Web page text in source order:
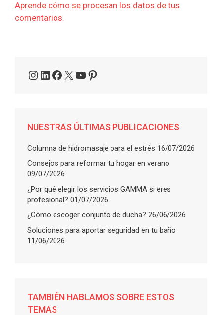
Aprende cómo se procesan los datos de tus
comentarios.
Instagram
LinkedIn
Facebook
X YouTube
Pinterest
NUESTRAS ÚLTIMAS PUBLICACIONES
Columna de hidromasaje para el estrés 16/07/2026
Consejos para reformar tu hogar en verano
09/07/2026
¿Por qué elegir los servicios GAMMA si eres
profesional? 01/07/2026
¿Cómo escoger conjunto de ducha? 26/06/2026
Soluciones para aportar seguridad en tu baño
11/06/2026
TAMBIÉN HABLAMOS SOBRE ESTOS
TEMAS